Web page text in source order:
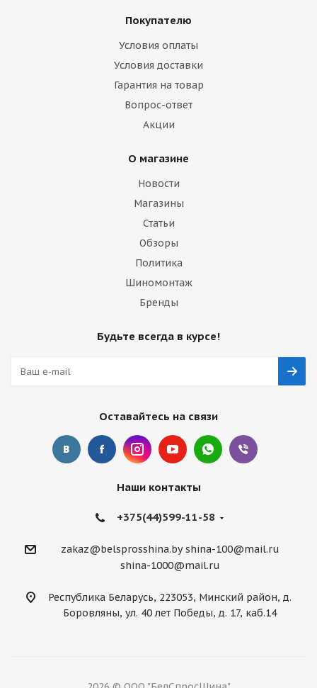
Покупателю
Условия оплаты
Условия доставки
Гарантия на товар
Вопрос-ответ
Акции
О магазине
Новости
Магазины
Статьи
Обзоры
Политика
Шиномонтаж
Бренды
Будьте всегда в курсе!
Оставайтесь на связи
Наши контакты
+375(44)599-11-58
zakaz@belsprosshina.by shina-100@mail.ru
shina-1000@mail.ru
Республика Беларусь, 223053, Минский район, д.
Боровляны, ул. 40 лет Победы, д. 17, каб.14